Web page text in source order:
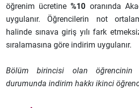
öğrenim ücretine%10 oranında
uygulanır. Öğrencilerin not
halinde sınava giriş yılı fark
sıralamasına göre indirim uygulanır.
Bölüm birincisi olan öğrencinin
durumunda indirim hakkı ikinci